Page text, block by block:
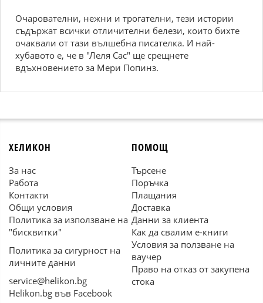
Очарователни, нежни и трогателни, тези истории
съдържат всички отличителни белези, които бихте
очаквали от тази вълшебна писателка. И най-
хубавото е, че в "Леля Сас" ще срещнете
вдъхновението за Мери Попинз.
ХЕЛИКОН
За нас
Работа
Контакти
Общи условия
Политика за използване на
"бисквитки"
Политика за сигурност на
личните данни
service@helikon.bg
Helikon.bg във Facebook
ПОМОЩ
Търсене
Поръчка
Плащания
Доставка
Данни за клиента
Как да свалим е-книги
Условия за ползване на
ваучер
Право на отказ от закупена
стока